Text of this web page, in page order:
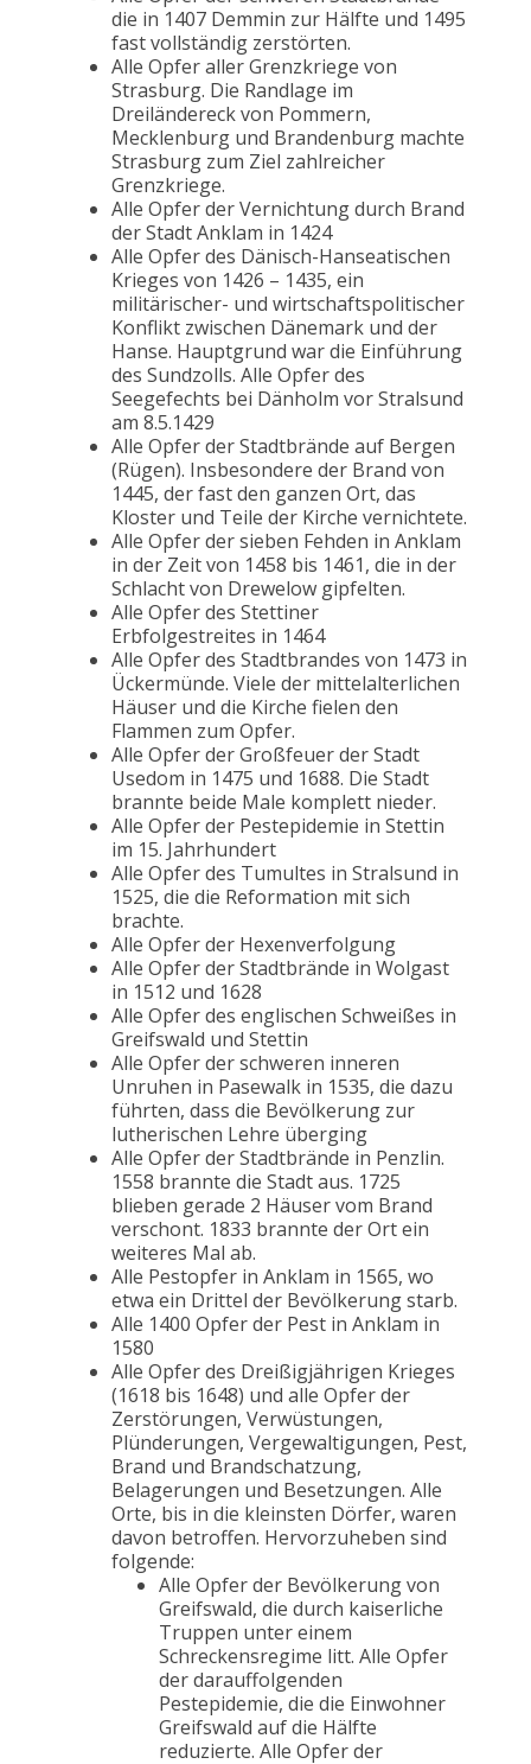
die in 1407 Demmin zur Hälfte und 1495
fast vollständig zerstörten.
Alle Opfer aller Grenzkriege von
Strasburg. Die Randlage im
Dreiländereck von Pommern,
Mecklenburg und Brandenburg machte
Strasburg zum Ziel zahlreicher
Grenzkriege.
Alle Opfer der Vernichtung durch Brand
der Stadt Anklam in 1424
Alle Opfer des Dänisch-Hanseatischen
Krieges von 1426 – 1435, ein
militärischer- und wirtschaftspolitischer
Konflikt zwischen Dänemark und der
Hanse. Hauptgrund war die Einführung
des Sundzolls. Alle Opfer des
Seegefechts bei Dänholm vor Stralsund
am 8.5.1429
Alle Opfer der Stadtbrände auf Bergen
(Rügen). Insbesondere der Brand von
1445, der fast den ganzen Ort, das
Kloster und Teile der Kirche vernichtete.
Alle Opfer der sieben Fehden in Anklam
in der Zeit von 1458 bis 1461, die in der
Schlacht von Drewelow gipfelten.
Alle Opfer des Stettiner
Erbfolgestreites in 1464
Alle Opfer des Stadtbrandes von 1473 in
Ückermünde. Viele der mittelalterlichen
Häuser und die Kirche fielen den
Flammen zum Opfer.
Alle Opfer der Großfeuer der Stadt
Usedom in 1475 und 1688. Die Stadt
brannte beide Male komplett nieder.
Alle Opfer der Pestepidemie in Stettin
im 15. Jahrhundert
Alle Opfer des Tumultes in Stralsund in
1525, die die Reformation mit sich
brachte.
Alle Opfer der Hexenverfolgung
Alle Opfer der Stadtbrände in Wolgast
in 1512 und 1628
Alle Opfer des englischen Schweißes in
Greifswald und Stettin
Alle Opfer der schweren inneren
Unruhen in Pasewalk in 1535, die dazu
führten, dass die Bevölkerung zur
lutherischen Lehre überging
Alle Opfer der Stadtbrände in Penzlin.
1558 brannte die Stadt aus. 1725
blieben gerade 2 Häuser vom Brand
verschont. 1833 brannte der Ort ein
weiteres Mal ab.
Alle Pestopfer in Anklam in 1565, wo
etwa ein Drittel der Bevölkerung starb.
Alle 1400 Opfer der Pest in Anklam in
1580
Alle Opfer des Dreißigjährigen Krieges
(1618 bis 1648) und alle Opfer der
Zerstörungen, Verwüstungen,
Plünderungen, Vergewaltigungen, Pest,
Brand und Brandschatzung,
Belagerungen und Besetzungen. Alle
Orte, bis in die kleinsten Dörfer, waren
davon betroffen. Hervorzuheben sind
folgende:
Alle Opfer der Bevölkerung von
Greifswald, die durch kaiserliche
Truppen unter einem
Schreckensregime litt. Alle Opfer
der darauffolgenden
Pestepidemie, die die Einwohner
Greifswald auf die Hälfte
reduzierte. Alle Opfer der